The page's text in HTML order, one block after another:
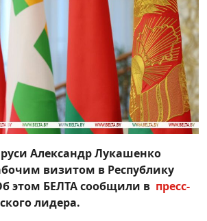
Александр Лукашенко
визитом в Республику
этом БЕЛТА сообщили в пресс-
лидера.